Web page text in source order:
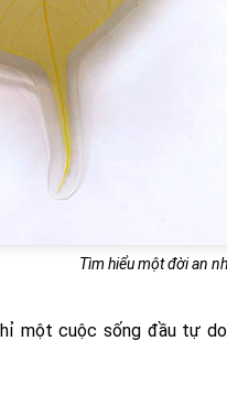
Tìm hiểu một đời an
một cuộc sống đầu tự